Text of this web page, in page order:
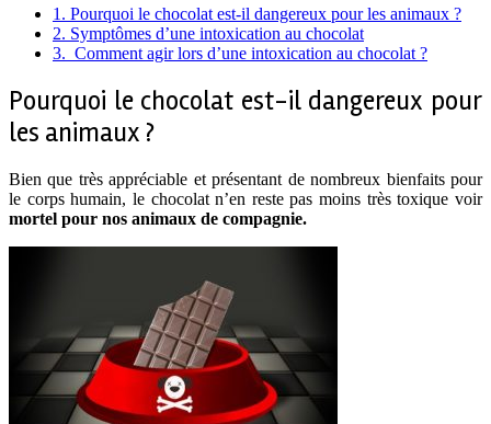
1. Pourquoi le chocolat est-il dangereux pour les animaux ?
2. Symptômes d’une intoxication au chocolat
3. Comment agir lors d’une intoxication au chocolat ?
Pourquoi le chocolat est-il dangereux pour
les animaux ?
Bien que très appréciable et présentant de nombreux bienfaits pour
le corps humain, le chocolat n’en reste pas moins très toxique voir
mortel pour nos animaux de compagnie.